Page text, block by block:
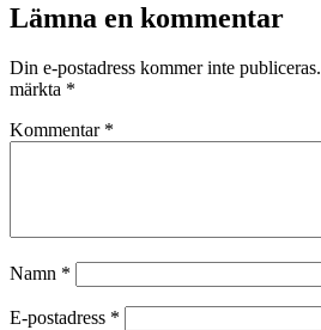
Lämna en kommentar
Din e-postadress kommer inte publiceras.
märkta *
Kommentar *
Namn *
E-postadress *